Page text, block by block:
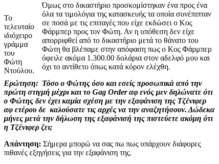
Το
τελευταίο
ιδιόχειρο
γράμμα
του
Φώτη
Ντούλου.
Όμως στο δικαστήριο προσκομίστηκαν ένα προς ένα
όλα τα τιμολόγια της κατασκευής τα οποία συνέπιπταν
σε ποσά με τις επιταγές που είχε εκδώσει ο Κος
Φάρμπερ προς τον Φώτη. Αν η υπόθεση δεν είχε
απορριφθεί από το δικαστήριο μετά το θάνατο του
Φώτη θα βλέπαμε στην απόφαση πως ο Κος Φάρμπερ
όφειλε ακόμα 1.300.00 δολάρια στον αδελφό μου και
όχι το αντίθετο όπως κατά κόρον ελέχθη.
Ερώτηση: Τόσο ο Φώτης όσο και εσείς προσωπικά από την
πρώτη στιγμή μέχρι και το Gag Orderαφ ενός μεν δηλώνατε ότι
ο Φώτης δεν έχει καμία σχέση με την εξαφάνιση της Τζένιφερ
αφ ετέρου δε καλούσατε τις αρχές να την αναζητήσουν. Δώδεκα
μήνες μετά την δήλωση της εξαφάνισή της πιστεύετε ακόμη ότι
η Τζένιφερ ζει;
Απάντηση: Σήμερα μπορώ να σας πω πως υπάρχουν διάφορες
πιθανές εξηγήσεις για την εξαφάνιση της.